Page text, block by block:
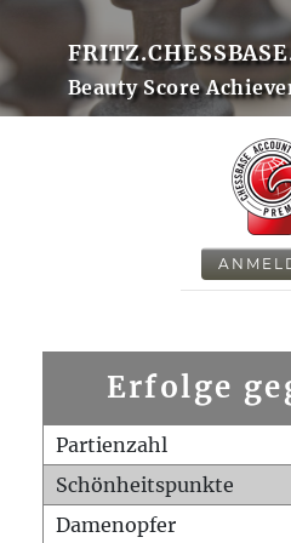
Beauty Score
Erfolge
Partienzahl
Schönheitspunkte
Damenopfer